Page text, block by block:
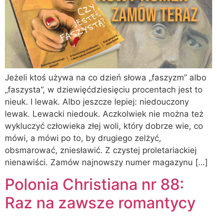
Jeżeli ktoś używa na co dzień słowa „faszyzm” albo
„faszysta”, w dziewięćdziesięciu procentach jest to
nieuk. I lewak. Albo jeszcze lepiej: niedouczony
lewak. Lewacki niedouk. Aczkolwiek nie można też
wykluczyć człowieka złej woli, który dobrze wie, co
mówi, a mówi po to, by drugiego zelżyć,
obsmarować, zniesławić. Z czystej proletariackiej
nienawiści. Zamów najnowszy numer magazynu […]
Polonia Christiana nr 88:
Raz na zawsze romantycy